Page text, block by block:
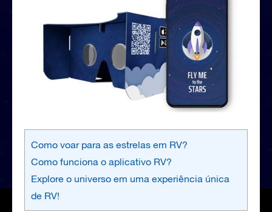
Como voar para as estrelas em RV?
Como funciona o aplicativo RV?
Explore o universo em uma experiência única
de RV!